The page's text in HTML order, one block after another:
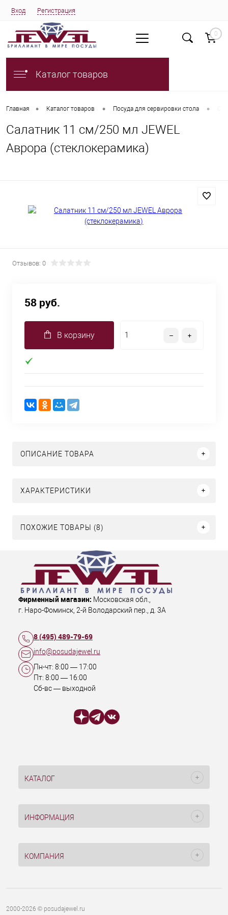
Вход Регистрация
0
Каталог товаров
Главная • Каталог товаров • Посуда для сервировки стола •
Салатник 11 см/250 мл JEWEL
Аврора (стеклокерамика)
Отзывов: 0
58 руб.
В корзину
ОПИСАНИЕ ТОВАРА
ХАРАКТЕРИСТИКИ
ПОХОЖИЕ ТОВАРЫ (8)
Фирменный магазин: Московская обл.,
г. Наро-Фоминск, 2-й Володарский пер., д. 3А
8 (495) 489-79-69
info@posudajewel.ru
Пн-чт: 8:00 — 17:00
Пт: 8:00 — 16:00
Сб-вс — выходной
КАТАЛОГ
ИНФОРМАЦИЯ
КОМПАНИЯ
2000-2026 © posudajewel.ru